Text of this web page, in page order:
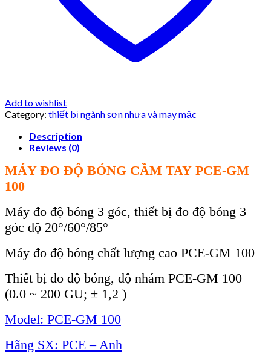
Add to wishlist
Category: thiết bị ngành sơn nhựa và may mặc
Description
Reviews (0)
MÁY ĐO ĐỘ BÓNG CẦM TAY PCE-GM
100
Máy đo độ bóng 3 góc, thiết bị đo độ bóng 3
góc độ 20°/60°/85°
Máy đo độ bóng chất lượng cao PCE-GM 100
Thiết bị đo độ bóng, độ nhám PCE-GM 100
(0.0 ~ 200 GU; ± 1,2 )
Model: PCE-GM 100
Hãng SX: PCE – Anh